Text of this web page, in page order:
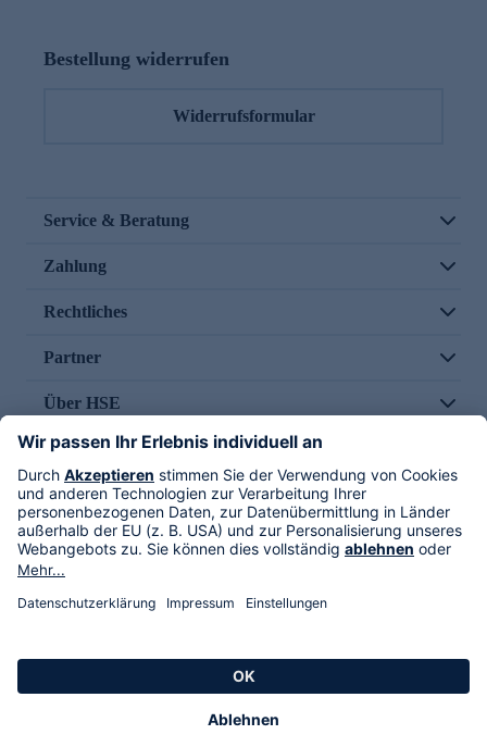
Bestellung widerrufen
Widerrufsformular
Service & Beratung
Zahlung
Rechtliches
Partner
Über HSE
Im TV
HSE International